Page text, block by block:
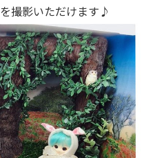
撮影いただけます♪